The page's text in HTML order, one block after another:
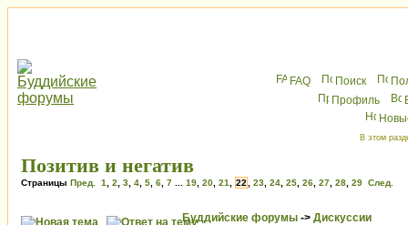
FAQ Поиск
Профиль
В этом
Позитив и негатив
Страницы Пред. 1 2 3 4 5 6 7 19 20 21 22 23 24 25 26 27 28 29 След.
Буддийские форумы -> Дискуссии